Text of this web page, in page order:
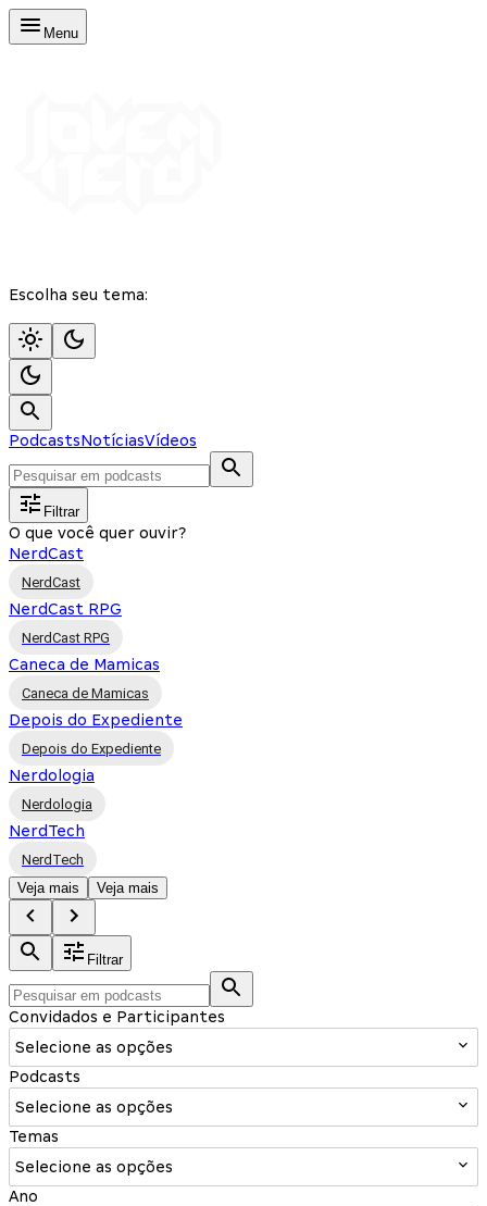
Menu
Escolha seu tema:
PodcastsNotíciasVídeos
Filtrar
O que você quer ouvir?
NerdCast
NerdCast
NerdCast RPG
NerdCast RPG
Caneca de Mamicas
Caneca de Mamicas
Depois do Expediente
Depois do Expediente
Nerdologia
Nerdologia
NerdTech
NerdTech
Veja mais
Veja mais
Filtrar
Convidados e Participantes
Selecione as opções
Podcasts
Selecione as opções
Temas
Selecione as opções
Ano